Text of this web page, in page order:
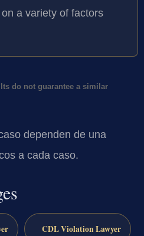
a variety of factors
do not guarantee a similar
dependen de una
a cada caso.
CDL Violation Lawyer